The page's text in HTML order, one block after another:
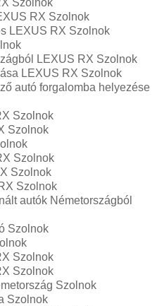
RX Szolnok
LEXUS RX Szolnok
LEXUS RX Szolnok
LEXUS RX Szolnok
autó forgalomba helyezése
Szolnok
Szolnok
Szolnok
Szolnok
Szolnok
autók Németországból
Szolnok
Szolnok
Szolnok
Szolnok
Szolnok